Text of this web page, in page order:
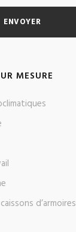
MESURE
d’armoires